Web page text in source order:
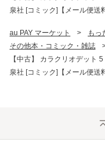
泉社 [コミック]【メール便送
au PAY マーケット > もっ
その他本・コミック・雑誌
【中古】 カラクリオデット
泉社 [コミック]【メール便送